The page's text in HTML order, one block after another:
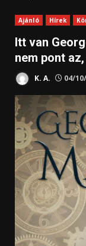
Ajánló Hírek
Itt van
nem pont
K. A. 04/